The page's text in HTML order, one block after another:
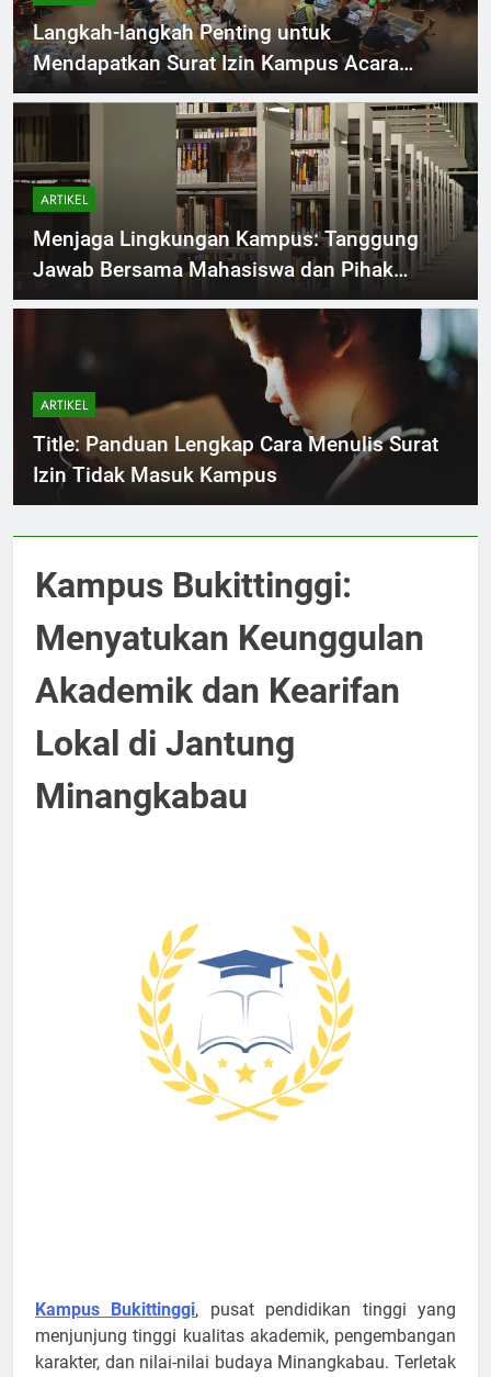
Langkah-langkah Penting untuk
Mendapatkan Surat Izin Kampus Acara
Keluarga
ARTIKEL
Menjaga Lingkungan Kampus: Tanggung
Jawab Bersama Mahasiswa dan Pihak
Kampus
ARTIKEL
Title: Panduan Lengkap Cara Menulis Surat
Izin Tidak Masuk Kampus
Kampus Bukittinggi:
Menyatukan Keunggulan
Akademik dan Kearifan
Lokal di Jantung
Minangkabau
Kampus Bukittinggi, pusat pendidikan tinggi yang
menjunjung tinggi kualitas akademik, pengembangan
karakter, dan nilai-nilai budaya Minangkabau. Terletak